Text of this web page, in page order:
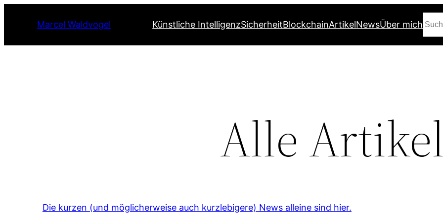
Marcel Waldvogel Künstliche IntelligenzSicherheitBlockchainArtikelNewsÜber mich
Alle Artikel
Die kurzen (und möglicherweise auch kurzlebigere) News alleine sind hier.